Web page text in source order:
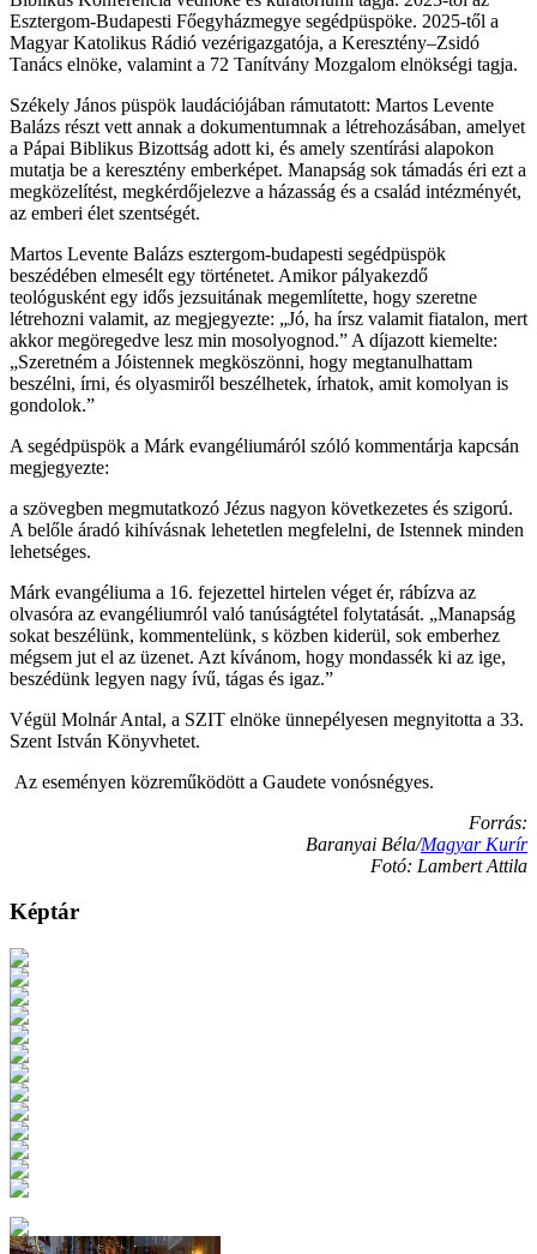
Esztergom-Budapesti Főegyházmegye segédpüspöke. 2025-től a
Magyar Katolikus Rádió vezérigazgatója, a Keresztény–Zsidó
Tanács elnöke, valamint a 72 Tanítvány Mozgalom elnökségi tagja.
Székely János püspök laudációjában rámutatott: Martos Levente
Balázs részt vett annak a dokumentumnak a létrehozásában, amelyet
a Pápai Biblikus Bizottság adott ki, és amely szentírási alapokon
mutatja be a keresztény emberképet. Manapság sok támadás éri ezt a
megközelítést, megkérdőjelezve a házasság és a család intézményét,
az emberi élet szentségét.
Martos Levente Balázs esztergom-budapesti segédpüspök
beszédében elmesélt egy történetet. Amikor pályakezdő
teológusként egy idős jezsuitának megemlítette, hogy szeretne
létrehozni valamit, az megjegyezte: „Jó, ha írsz valamit fiatalon, mert
akkor megöregedve lesz min mosolyognod.” A díjazott kiemelte:
„Szeretném a Jóistennek megköszönni, hogy megtanulhattam
beszélni, írni, és olyasmiről beszélhetek, írhatok, amit komolyan is
gondolok.”
A segédpüspök a Márk evangéliumáról szóló kommentárja kapcsán
megjegyezte:
a szövegben megmutatkozó Jézus nagyon következetes és szigorú.
A belőle áradó kihívásnak lehetetlen megfelelni, de Istennek minden
lehetséges.
Márk evangéliuma a 16. fejezettel hirtelen véget ér, rábízva az
olvasóra az evangéliumról való tanúságtétel folytatását. „Manapság
sokat beszélünk, kommentelünk, s közben kiderül, sok emberhez
mégsem jut el az üzenet. Azt kívánom, hogy mondassék ki az ige,
beszédünk legyen nagy ívű, tágas és igaz.”
Végül Molnár Antal, a SZIT elnöke ünnepélyesen megnyitotta a 33.
Szent István Könyvhetet.
Az eseményen közreműködött a Gaudete vonósnégyes.
Forrás:
Baranyai Béla/Magyar Kurír
Fotó: Lambert Attila
Képtár